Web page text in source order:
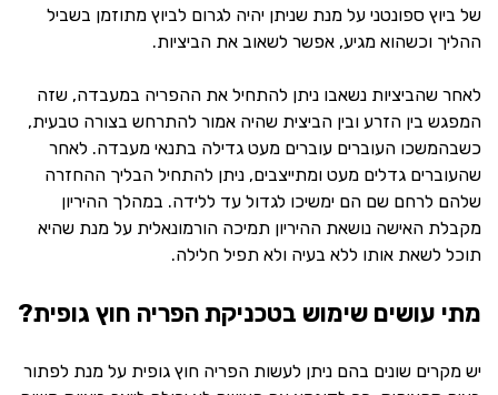
של ביוץ ספונטני על מנת שניתן יהיה לגרום לביוץ מתוזמן בשביל
ההליך וכשהוא מגיע, אפשר לשאוב את הביציות.
לאחר שהביציות נשאבו ניתן להתחיל את ההפריה במעבדה, שזה
המפגש בין הזרע ובין הביצית שהיה אמור להתרחש בצורה טבעית,
כשבהמשכו העוברים עוברים מעט גדילה בתנאי מעבדה. לאחר
שהעוברים גדלים מעט ומתייצבים, ניתן להתחיל הבליך ההחזרה
שלהם לרחם שם הם ימשיכו לגדול עד ללידה. במהלך ההיריון
מקבלת האישה נושאת ההיריון תמיכה הורמונאלית על מנת שהיא
תוכל לשאת אותו ללא בעיה ולא תפיל חלילה.
מתי עושים שימוש בטכניקת הפריה חוץ גופית?
יש מקרים שונים בהם ניתן לעשות הפריה חוץ גופית על מנת לפתור